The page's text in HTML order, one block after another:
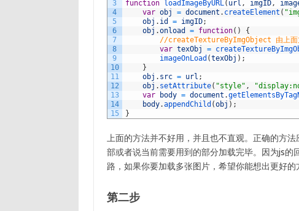
3
4
5
6
7
8
9
10
11
12
13
14
15
function
loadImageByURL( url , imgID,
var obj = document . createElement (
obj . id = imgID;
obj .onload = function( )
{
//createTextureByImgObject 由上面
var texObj =
imageOnLoad (texObj ) ;
}
obj . src = url ;
obj . setAttribute( "style" ,
var
body = document .
body.appendChild (obj ) ;
}
上面的方法并不好用，并且也不直观。正确的方
部或者说当前需要用到的部分加载完毕。因为js
路，如果你要加载多张图片，希望你能想出更好
第二步